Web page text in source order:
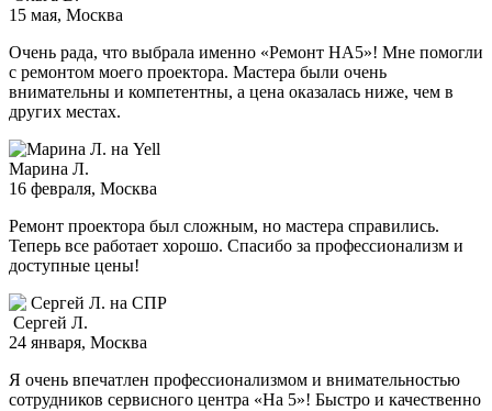
15 мая, Москва
Очень рада, что выбрала именно «Ремонт НА5»! Мне помогли
с ремонтом моего проектора. Мастера были очень
внимательны и компетентны, а цена оказалась ниже, чем в
других местах.
Марина Л.
16 февраля, Москва
Ремонт проектора был сложным, но мастера справились.
Теперь все работает хорошо. Спасибо за профессионализм и
доступные цены!
Сергей Л.
24 января, Москва
Я очень впечатлен профессионализмом и внимательностью
сотрудников сервисного центра «На 5»! Быстро и качественно